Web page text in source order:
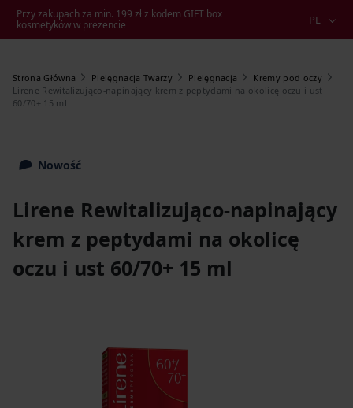
Przy zakupach za min. 199 zł z kodem GIFT box
kosmetyków w prezencie
PL
Strona Główna Pielęgnacja Twarzy Pielęgnacja
Kremy pod oczy
Lirene Rewitalizująco-napinający krem z peptydami na okolicę oczu i ust
60/70+ 15 ml
Nowość
Lirene Rewitalizująco-napinający
krem z peptydami na okolicę
oczu i ust 60/70+ 15 ml